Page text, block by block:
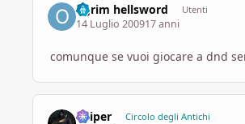
ogrim hellsword Utenti
14 Luglio 200917 anni
comunque se vuoi giocare a dnd
Sniper Circolo degli Antichi